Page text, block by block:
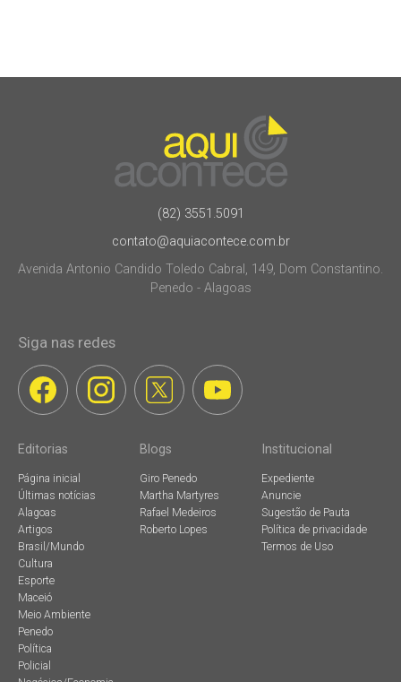
(82) 3551.5091
contato@aquiacontece.com.br
Avenida Antonio Candido Toledo Cabral, 149, Dom Constantino.
Penedo - Alagoas
Siga nas redes
Editorias
Página inicial
Últimas notícias
Alagoas
Artigos
Brasil/Mundo
Cultura
Esporte
Maceió
Meio Ambiente
Penedo
Política
Policial
Blogs
Giro Penedo
Martha Martyres
Rafael Medeiros
Roberto Lopes
Institucional
Expediente
Anuncie
Sugestão de Pauta
Política de privacidade
Termos de Uso